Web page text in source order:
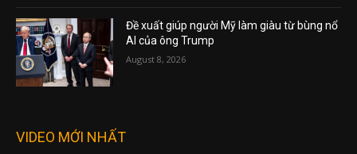
Đề xuất giúp người Mỹ làm giàu từ bùng nổ
AI của ông Trump
August 8, 2026
VIDEO MỚI NHẤT